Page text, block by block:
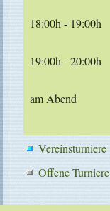
18:00h - 19:00h
19:00h - 20:00h
am Abend
Vereinsturniere
Offene Turniere